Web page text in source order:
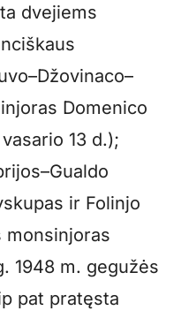
dvejiems
Domenico
13 d.);
ir Folinjo
monsinjoras
1948 m. gegužės
pat pratęsta